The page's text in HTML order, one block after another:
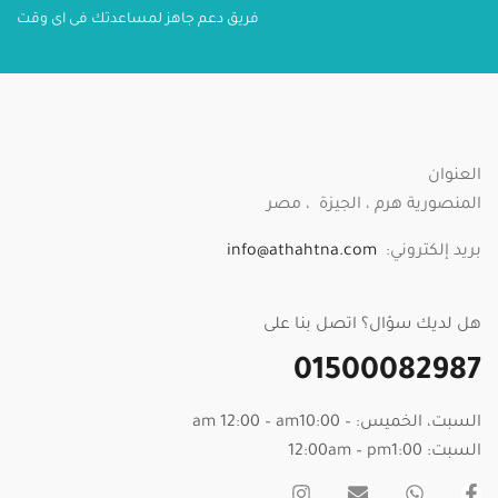
فريق دعم جاهز لمساعدتك فى اى وقت
العنوان
المنصورية هرم ، الجيزة ، مصر
بريد إلكتروني: info@athahtna.com
هل لديك سؤال؟ اتصل بنا على
01500082987
السبت، الخميس: – am 12:00 – am10:00
السبت: 12:00am – pm1:00